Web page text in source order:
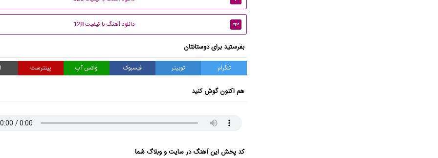
mp3 دانلود آهنگ با کیفیت 128
بفرستید برای دوستانتان
تلگرام توییتر فیسبوک واتس آپ پینترست
هم اکنون گوش کنید
کد پخش این آهنگ در سایت و وبلاگ شما